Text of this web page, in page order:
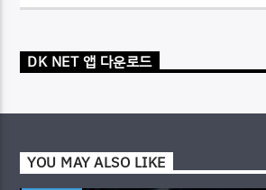
DK NET 앱 다운로드
YOU MAY ALSO LIKE